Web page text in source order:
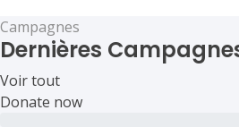
Campagnes
Dernières
Voir tout
Donate now